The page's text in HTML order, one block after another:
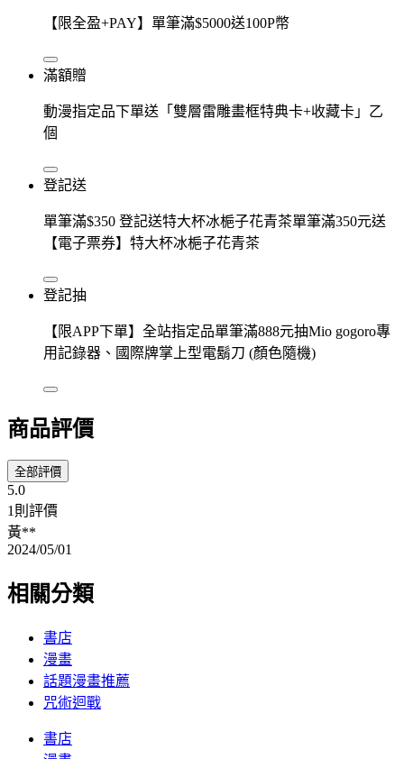
【限全盈+PAY】單筆滿$5000送100P幣
滿額贈
動漫指定品下單送「雙層雷雕畫框特典卡+收藏卡」乙
個
登記送
單筆滿$350 登記送特大杯冰梔子花青茶單筆滿350元送
【電子票券】特大杯冰梔子花青茶
登記抽
【限APP下單】全站指定品單筆滿888元抽Mio gogoro專
用記錄器、國際牌掌上型電鬍刀 (顏色隨機)
商品評價
全部評價
5.0
1則評價
黃**
2024/05/01
相關分類
書店
漫畫
話題漫畫推薦
咒術迴戰
書店